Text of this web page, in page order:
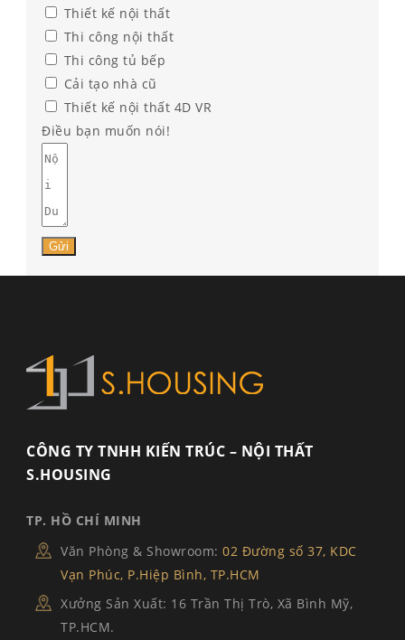
Thiết kế nội thất
Thi công nội thất
Thi công tủ bếp
Cải tạo nhà cũ
Thiết kế nội thất 4D VR
Điều bạn muốn nói!
Gửi
CÔNG TY TNHH KIẾN TRÚC – NỘI THẤT
S.HOUSING
TP. HỒ CHÍ MINH
Văn Phòng & Showroom: 02 Đường số 37, KDC
Vạn Phúc, P.Hiệp Bình, TP.HCM
Xưởng Sản Xuất: 16 Trần Thị Trò, Xã Bình Mỹ,
TP.HCM.